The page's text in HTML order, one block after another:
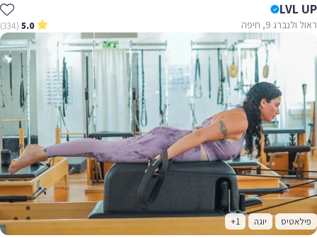
LVL UP
ראול ולנברג 9, חיפה 5.0
(334)
פילאטיס יוגה +1